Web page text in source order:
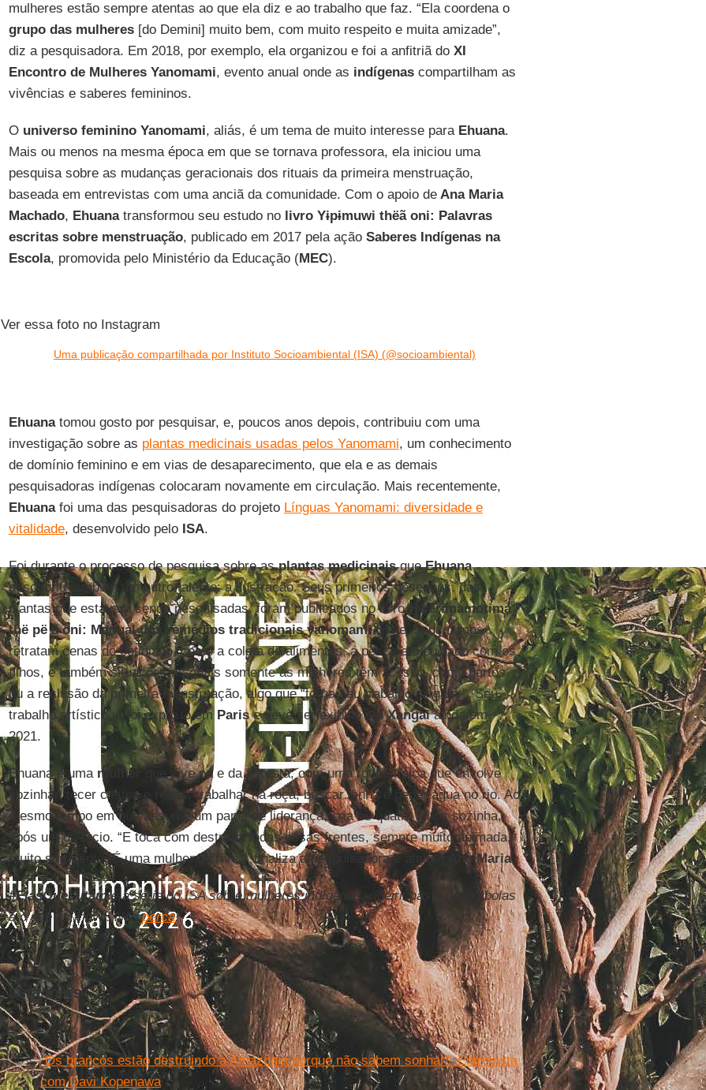
mulheres estão sempre atentas ao que ela diz e ao trabalho que faz. “Ela coordena o
grupo das mulheres[do Demini] muito bem, com muito respeito e muita amizade”,
diz a pesquisadora. Em 2018, por exemplo, ela organizou e foi a anfitriã do XI
Encontro de Mulheres Yanomami, evento anual onde as indígenascompartilham as
vivências e saberes femininos.
O universo feminino Yanomami, aliás, é um tema de muito interesse para Ehuana.
Mais ou menos na mesma época em que se tornava professora, ela iniciou uma
pesquisa sobre as mudanças geracionais dos rituais da primeira menstruação,
baseada em entrevistas com uma anciã da comunidade. Com o apoio deAna Maria
Machado, Ehuanatransformou seu estudo no livro Yɨpɨmuwi thëã oni: Palavras
escritas sobre menstruação, publicado em 2017 pela ação Saberes Indígenas na
Escola, promovida pelo Ministério da Educação (MEC).
Ver essa foto no Instagram
Uma publicação compartilhada por Instituto Socioambiental (ISA) (@socioambiental)
Ehuanatomou gosto por pesquisar, e, poucos anos depois, contribuiu com uma
investigação sobre as plantas medicinais usadas pelos Yanomami, um conhecimento
de domínio feminino e em vias de desaparecimento, que ela e as demais
pesquisadoras indígenas colocaram novamente em circulação. Mais recentemente,
Ehuanafoi uma das pesquisadoras do projeto Línguas Yanomami: diversidade e
vitalidade, desenvolvido pelo ISA.
Foi durante o processo de pesquisa sobre asplantas medicinaisqueEhuana
descobriu também um outro talento: a ilustração. Seus primeiros desenhos, das
plantas que estavam sendo pesquisadas, foram publicados no livroHwërɨmamotima
thë pë ã oni: Manual dos remédios tradicionais yanomami. Hoje, seus traços
retratam cenas do cotidiano, como a coleta de alimentos, a pesca e o cuidado com os
filhos, e também situações as quais somente as mulheres têm acesso, como partos
ou a reclusão da primeira menstruação, algo que “torna seu trabalho singular”. Seu
trabalho artístico já foi exposto em Parise deve ser exibido emXangaiainda em
2021.
Ehuana é uma mulher que vive na e da floresta, com uma rotina típica que envolve
cozinhar, tecer cestos e redes, trabalhar na roça, buscar lenha e pegar água no rio. Ao
mesmo tempo em que assume um papel de liderança, cria os quatro filhos sozinha,
após um divórcio. “E toca com destreza todas essas frentes, sempre muito animada,
muito sorridente. É uma mulher incrível,” finaliza a pesquisadora e amiga,
Ana Maria.
#ElasQueLutamé a série do ISA sobre mulheres indígenas, ribeirinhas e quilombolas
e o que as move! Nãoperca!
Leia mais
“Os brancos estão destruindo a Amazônia porque não sabem sonhar”. Entrevista
com Davi Kopenawa